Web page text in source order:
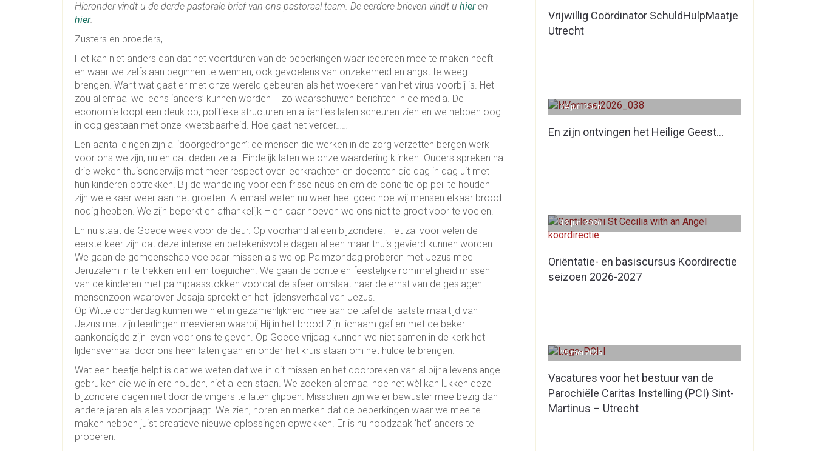
Hieronder vindt u de derde pastorale brief van ons pastoraal team. De eerdere brieven vindt u hieren
hier.
Zusters en broeders,
Het kan niet anders dan dat het voortduren van de beperkingen waar iedereen mee te maken heeft
en waar we zelfs aan beginnen te wennen, ook gevoelens van onzekerheid en angst te weeg
brengen. Want wat gaat er met onze wereld gebeuren als het woekeren van het virus voorbij is. Het
zou allemaal wel eens ‘anders’ kunnen worden – zo waarschuwen berichten in de media. De
economie loopt een deuk op, politieke structuren en allianties laten scheuren zien en we hebben oog
in oog gestaan met onze kwetsbaarheid. Hoe gaat het verder……
Een aantal dingen zijn al ‘doorgedrongen’: de mensen die werken in de zorg verzetten bergen werk
voor ons welzijn, nu en dat deden ze al. Eindelijk laten we onze waardering klinken. Ouders spreken na
drie weken thuisonderwijs met meer respect over leerkrachten en docenten die dag in dag uit met
hun kinderen optrekken. Bij de wandeling voor een frisse neus en om de conditie op peil te houden
zijn we elkaar weer aan het groeten. Allemaal weten nu weer heel goed hoe wij mensen elkaar brood-
nodig hebben. We zijn beperkt en afhankelijk – en daar hoeven we ons niet te groot voor te voelen.
En nu staat de Goede week voor de deur. Op voorhand al een bijzondere. Het zal voor velen de
eerste keer zijn dat deze intense en betekenisvolle dagen alleen maar thuis gevierd kunnen worden.
We gaan de gemeenschap voelbaar missen als we op Palmzondag proberen met Jezus mee
Jeruzalem in te trekken en Hem toejuichen. We gaan de bonte en feestelijke rommeligheid missen
van de kinderen met palmpaasstokken voordat de sfeer omslaat naar de ernst van de geslagen
mensenzoon waarover Jesaja spreekt en het lijdensverhaal van Jezus.
Op Witte donderdag kunnen we niet in gezamenlijkheid mee aan de tafel de laatste maaltijd van
Jezus met zijn leerlingen meevieren waarbij Hij in het brood Zijn lichaam gaf en met de beker
aankondigde zijn leven voor ons te geven. Op Goede vrijdag kunnen we niet samen in de kerk het
lijdensverhaal door ons heen laten gaan en onder het kruis staan om het hulde te brengen.
Wat een beetje helpt is dat we weten dat we in dit missen en het doorbreken van al bijna levenslange
gebruiken die we in ere houden, niet alleen staan. We zoeken allemaal hoe het wèl kan lukken deze
bijzondere dagen niet door de vingers te laten glippen. Misschien zijn we er bewuster mee bezig dan
andere jaren als alles voortjaagt. We zien, horen en merken dat de beperkingen waar we mee te
maken hebben juist creatieve nieuwe oplossingen opwekken. Er is nu noodzaak ‘het’ anders te
proberen.
Vrijwillig Coördinator SchuldHulpMaatje
Utrecht
En zijn ontvingen het Heilige Geest…
24 juni 2026
Oriëntatie- en basiscursus Koordirectie
seizoen 2026-2027
12 juni 2026
Vacatures voor het bestuur van de
Parochiële Caritas Instelling (PCI) Sint-
Martinus – Utrecht
29 mei 2026